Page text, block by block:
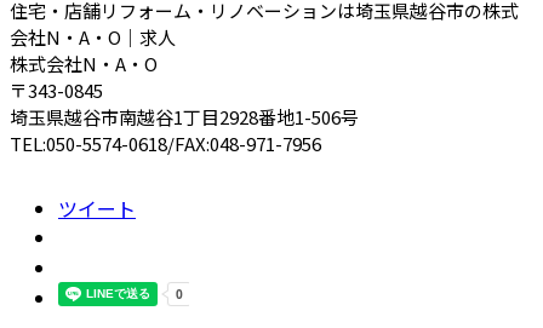
住宅・店舗リフォーム・リノベーションは埼玉県越谷市の株式
会社N・A・O｜求人
株式会社N・A・O
〒343-0845
埼玉県越谷市南越谷1丁目2928番地1-506号
TEL:050-5574-0618/FAX:048-971-7956
ツイート